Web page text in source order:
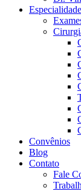
Convênios
Blog
Contato
Fale